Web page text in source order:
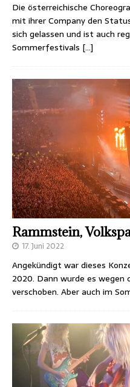
Die österreichische
mit ihrer Company den
sich gelassen und ist auch
Sommerfestivals […]
Rammstein,
17. Juni 2022
Angekündigt war dieses
2020. Dann wurde es wegen
verschoben. Aber auch im